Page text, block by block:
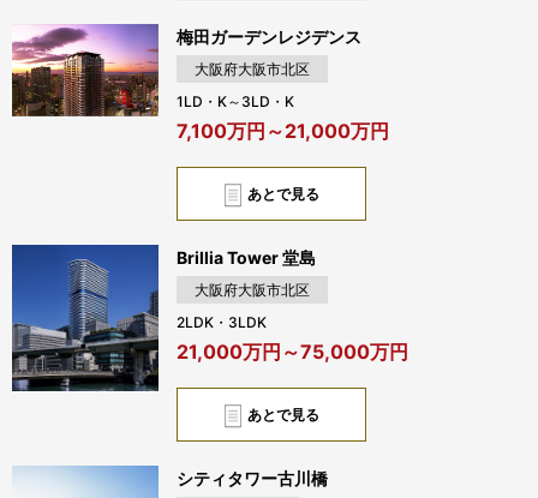
あとで見る
梅田ガーデンレジデンス
大阪府大阪市北区
1LD・K～3LD・K
7,100万円～21,000万円
あとで見る
Brillia Tower 堂島
大阪府大阪市北区
2LDK・3LDK
21,000万円～75,000万円
シティタワー古川橋